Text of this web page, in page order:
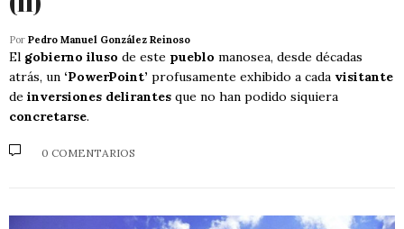
Por Pedro Manuel González Reinoso
El gobierno iluso de este pueblo manosea, desde décadas
atrás, un ‘PowerPoint’ profusamente exhibido a cada visitante
de inversiones delirantes que no han podido siquiera
concretarse.
0 COMENTARIOS